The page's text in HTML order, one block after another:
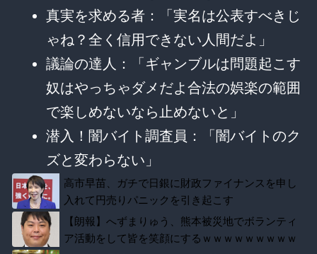
真実を求める者：「実名は公表すべきじ
ゃね？全く信用できない人間だよ」
議論の達人：「ギャンブルは問題起こす
奴はやっちゃダメだよ合法の娯楽の範囲
で楽しめないなら止めないと」
潜入！闇バイト調査員：「闇バイトのク
ズと変わらない」
高市早苗、ガチで日銀に財政ファイナンスを申し
入れて円売りパニックを引き起こす
【朗報】へずまりゅう、熊本被災地でボランティ
ア活動をして皆を笑顔にするｗｗｗｗｗｗｗｗｗ